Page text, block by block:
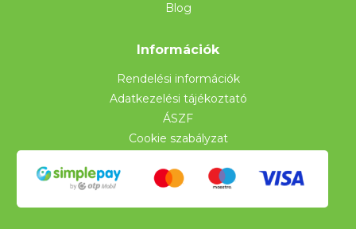
Blog
Információk
Rendelési információk
Adatkezelési tájékoztató
ÁSZF
Cookie szabályzat